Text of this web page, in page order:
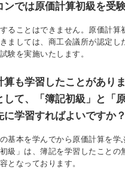
ンでは原価計算初級を受
ることはできません。原価計算
ましては、商工会議所が認定し
験を実施いたします。
算も学習したことがあり
して、「簿記初級」と「
に学習すればよいですか？
基本を学んでから原価計算を学
級」は、簿記を学習したことの
となっております。